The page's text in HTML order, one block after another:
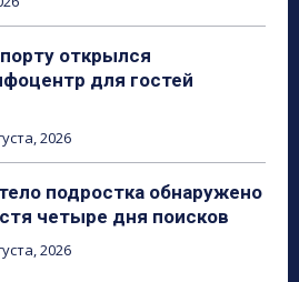
открылся
для гостей
2026
подростка обнаружено
четыре дня поисков
2026